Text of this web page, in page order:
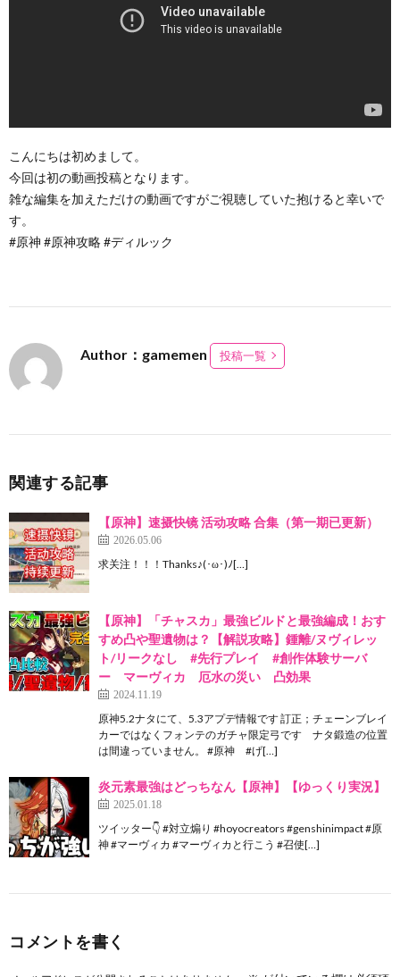
こんにちは初めまして。
今回は初の動画投稿となります。
雑な編集を加えただけの動画ですがご視聴していた抱けると幸いで
す。
#原神 #原神攻略 #ディルック
Author：gamemen 投稿一覧
関連する記事
【原神】速摄快镜 活动攻略 合集（第一期已更新）
2026.05.06
求关注！！！Thanks♪(･ω･)ﾉ[…]
【原神】「チャスカ」最強ビルドと最強編成！おす
すめ凸や聖遺物は？【解説攻略】鍾離/ヌヴィレッ
ト/リークなし #先行プレイ #創作体験サーバ
ー マーヴィカ 厄水の災い 凸効果
2024.11.19
原神5.2ナタにて、5.3アプデ情報です 訂正；チェーンブレイ
カーではなくフォンテのガチャ限定弓です ナタ鍛造の位置
は間違っていません。 #原神 #げ[…]
炎元素最強はどっちなん【原神】【ゆっくり実況】
2025.01.18
ツイッター👇 #対立煽り #hoyocreators #genshinimpact #原
神 #マーヴィカ #マーヴィカと行こう #召使[…]
コメントを書く